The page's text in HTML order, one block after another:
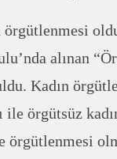
örgütlenmesi
alınan
Kadın
ile örgütsüz
örgütlenmesi